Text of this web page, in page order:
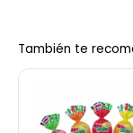
Sé el
Bon Bon”
También te